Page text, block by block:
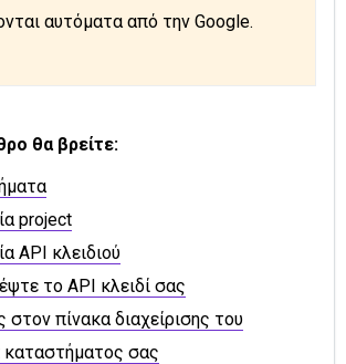
αυτόματα από την Google.
θα βρείτε:
project
API κλειδιού
το API κλειδί σας
στον πίνακα διαχείρισης του
καταστήματος σας